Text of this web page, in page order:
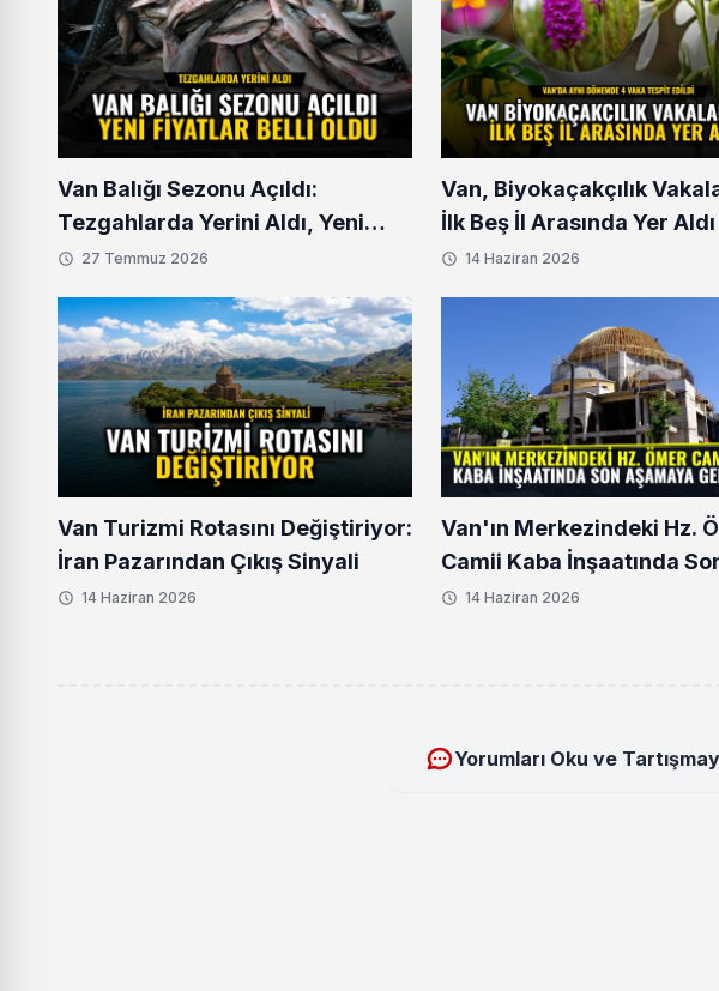
Van Balığı Sezonu Açıldı:
Tezgahlarda Yerini Aldı, Yeni
Fiyatlar Belli Oldu
27 Temmuz 2026
Van, Biyokaçakçılık
İlk Beş İl Arasında Yer Aldı
14 Haziran 2026
Van Turizmi Rotasını Değiştiriyor:
İran Pazarından Çıkış Sinyali
14 Haziran 2026
Van'ın Merkezindeki Hz.
Camii Kaba İnşaatında
Aşamaya Gelindi
14 Haziran 2026
Yorumları Oku ve